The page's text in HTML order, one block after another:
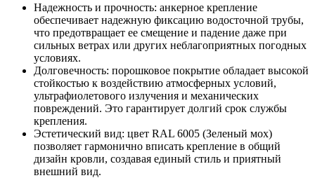
Надежность и прочность: анкерное крепление
обеспечивает надежную фиксацию водосточной трубы,
что предотвращает ее смещение и падение даже при
сильных ветрах или других неблагоприятных погодных
условиях.
Долговечность: порошковое покрытие обладает высокой
стойкостью к воздействию атмосферных условий,
ультрафиолетового излучения и механических
повреждений. Это гарантирует долгий срок службы
крепления.
Эстетический вид: цвет RAL 6005 (Зеленый мох)
позволяет гармонично вписать крепление в общий
дизайн кровли, создавая единый стиль и приятный
внешний вид.